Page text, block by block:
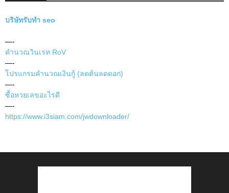
บริษัทรับทำ seo
—-
คำนวณวินเรท RoV
—-
โปรแกรมคำนวณเงินกู้ (ลดต้นลดดอก)
—-
ซื้อหวยเลขอะไรดี
—-
https://www.i3siam.com/jwdownloader/